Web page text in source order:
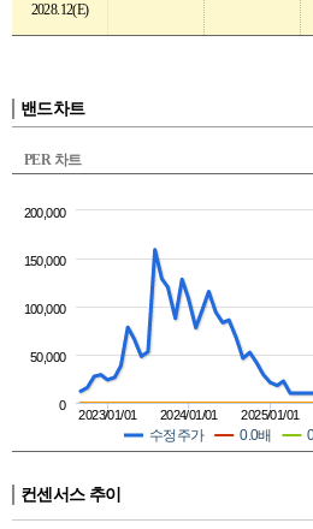
2028.12(E)
밴드차트
PER 차트
수정주가 0.0배
2023/01/01 2024/01/01 2025/01/01
0
50,000
100,000
150,000
200,000
컨센서스 추이